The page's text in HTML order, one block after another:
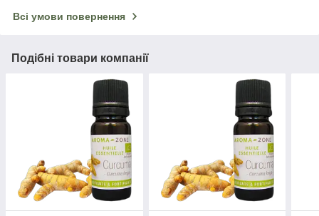
Всі умови повернення
Подібні товари компанії